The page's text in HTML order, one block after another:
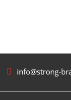
info@strong-